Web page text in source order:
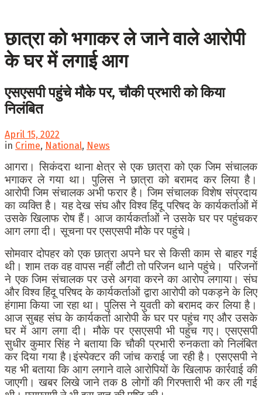
छात्रा को भगाकर ले जाने वाले आरोपी
के घर में लगाई आग
एसएसपी पहुंचे मौके पर, चौकी प्रभारी को किया
निलंबित
April 15, 2022
in Crime, National, News
आगरा। सिकंदरा थाना क्षेत्र से एक छात्रा को एक जिम संचालक
भगाकर ले गया था। पुलिस ने छात्रा को बरामद कर लिया है।
आरोपी जिम संचालक अभी फरार है। जिम संचालक विशेष संप्रदाय
का व्यक्ति है। यह देख संघ और विश्व हिंदू परिषद के कार्यकर्ताओं में
उसके खिलाफ रोष हैं। आज कार्यकर्ताओं ने उसके घर पर पहुंचकर
आग लगा दी। सूचना पर एसएसपी मौके पर पहुंचे।
सोमवार दोपहर को एक छात्रा अपने घर से किसी काम से बाहर गई
थी। शाम तक वह वापस नहीं लौटी तो परिजन थाने पहुंचे। परिजनों
ने एक जिम संचालक पर उसे अगवा करने का आरोप लगाया। संघ
और विश्व हिंदू परिषद के कार्यकर्ताओं द्वारा आरोपी को पकड़ने के लिए
हंगामा किया जा रहा था। पुलिस ने युवती को बरामद कर लिया है।
आज सुबह संघ के कार्यकर्ता आरोपी के घर पर पहुंच गए और उसके
घर में आग लगा दी। मौके पर एसएसपी भी पहुंच गए। एसएसपी
सुधीर कुमार सिंह ने बताया कि चौकी प्रभारी रुनकता को निलंबित
कर दिया गया है।इंस्पेक्टर की जांच कराई जा रही है। एसएसपी ने
यह भी बताया कि आग लगाने वाले आरोपियों के खिलाफ कार्रवाई की
जाएगी। खबर लिखे जाने तक 8 लोगों की गिरफ्तारी भी कर ली गई